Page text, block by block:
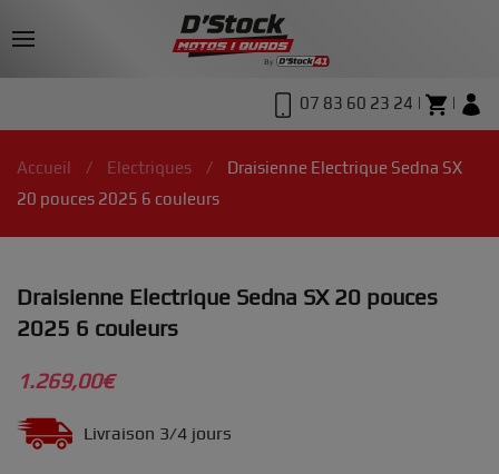
07 83 60 23 24 | |
Accueil Electriques
Draisienne Electrique Sedna SX
20 pouces 2025 6 couleurs
Draisienne Electrique Sedna SX 20 pouces
2025 6 couleurs
1.269,00€
Livraison 3/4 jours